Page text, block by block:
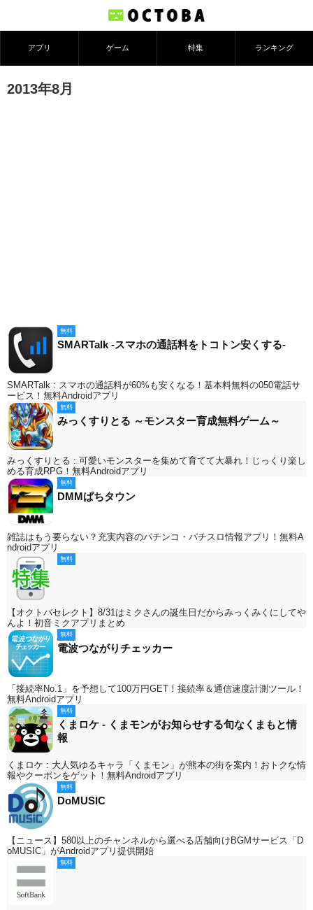
アプリ ゲーム 特集 ランキング
2013年8月
無料
SMARTalk -スマホの通話料をトコトン安くする-
SMARTalk : スマホの通話料が60%も安くなる！基本料無料の050電話サ
ービス！無料Androidアプリ
無料
みっくすりとる ～モンスター育成無料ゲーム～
みっくすりとる : 可愛いモンスターを集めて育てて大暴れ！じっくり楽し
める育成RPG！無料Androidアプリ
無料
DMMぱちタウン
雑誌はもう要らない？充実内容のパチンコ・パチスロ情報アプリ！無料A
ndroidアプリ
無料
【オクトバセレクト】8/31はミクさんの誕生日だからみっくみくにしてや
んよ！初音ミクアプリまとめ
無料
電波つながりチェッカー
「接続率No.1」を予想して100万円GET！接続率＆通信速度計測ツール！
無料Androidアプリ
無料
くまロケ - くまモンがお知らせする旬なくまもと情
報
くまロケ : 大人気ゆるキャラ「くまモン」が熊本の街を案内！おトクな情
報やクーポンをゲット！無料Androidアプリ
無料
DoMUSIC
【ニュース】580以上のチャンネルから選べる店舗向けBGMサービス「D
oMUSIC」がAndroidアプリ提供開始
無料